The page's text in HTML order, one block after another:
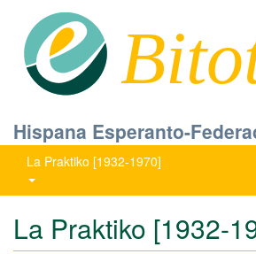
Hispana Esperanto-
La Praktiko [1932-1970]
La Praktiko [1932-